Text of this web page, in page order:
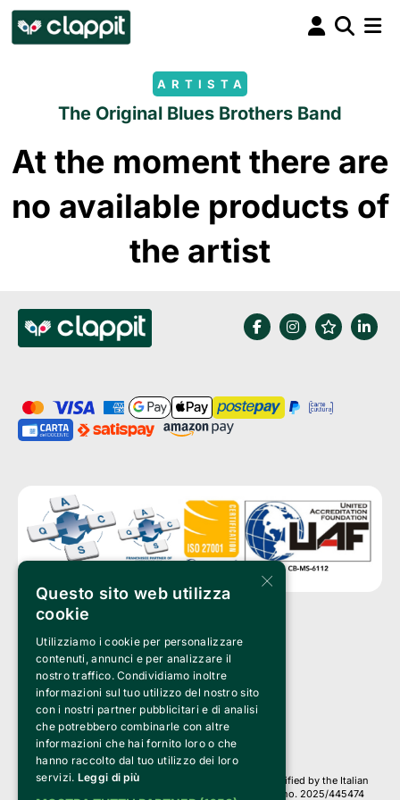
ARTISTA
The Original Blues Brothers Band
At the moment there are
no available products of
the artist
Clappit is a trademark of:
Bemils Srl
a Socio Unico
Via Fosse Ardeatine, 4 -20092 Cinisello Balsamo (MI)
PI 05589050961
Iscr. C.C.I.A.A. Milano R.E.A. 1833471
© 2010-2025 Bemils Srl - All rights reserved
Credits:
Clappit is based on the Belive 6.2 ticketing platform, certified by the Italian
Revenue Agency (Agenzia delle Entrate) under protocol no. 2025/445474
×
Questo sito web utilizza
cookie
Utilizziamo i cookie per personalizzare
contenuti, annunci e per analizzare il
nostro traffico. Condividiamo inoltre
informazioni sul tuo utilizzo del nostro sito
con i nostri partner pubblicitari e di analisi
che potrebbero combinarle con altre
informazioni che hai fornito loro o che
hanno raccolto dal tuo utilizzo dei loro
servizi. Leggi di più